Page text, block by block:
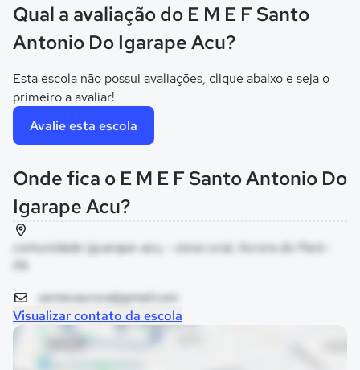
Qual a avaliação do E M E F Santo
Antonio Do Igarape Acu?
Esta escola não possui avaliações, clique abaixo e seja o
primeiro a avaliar!
Avalie esta escola
Onde fica o E M E F Santo Antonio Do
Igarape Acu?
comunidade iguarape-acu, - zona rural, Aurora do Pará -
semecaurora@gmail.com
Visualizar contato da escola